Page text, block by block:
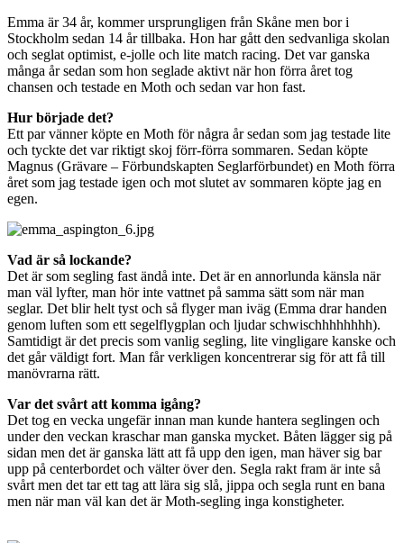
Emma är 34 år, kommer ursprungligen från Skåne men bor i
Stockholm sedan 14 år tillbaka. Hon har gått den sedvanliga skolan
och seglat optimist, e-jolle och lite match racing. Det var ganska
många år sedan som hon seglade aktivt när hon förra året tog
chansen och testade en Moth och sedan var hon fast.
Hur började det?
Ett par vänner köpte en Moth för några år sedan som jag testade lite
och tyckte det var riktigt skoj förr-förra sommaren. Sedan köpte
Magnus (Grävare – Förbundskapten Seglarförbundet) en Moth förra
året som jag testade igen och mot slutet av sommaren köpte jag en
egen.
Vad är så lockande?
Det är som segling fast ändå inte. Det är en annorlunda känsla när
man väl lyfter, man hör inte vattnet på samma sätt som när man
seglar. Det blir helt tyst och så flyger man iväg (Emma drar handen
genom luften som ett segelflygplan och ljudar schwischhhhhhhh).
Samtidigt är det precis som vanlig segling, lite vingligare kanske och
det går väldigt fort. Man får verkligen koncentrerar sig för att få till
manövrarna rätt.
Var det svårt att komma igång?
Det tog en vecka ungefär innan man kunde hantera seglingen och
under den veckan kraschar man ganska mycket. Båten lägger sig på
sidan men det är ganska lätt att få upp den igen, man häver sig bar
upp på centerbordet och välter över den. Segla rakt fram är inte så
svårt men det tar ett tag att lära sig slå, jippa och segla runt en bana
men när man väl kan det är Moth-segling inga konstigheter.